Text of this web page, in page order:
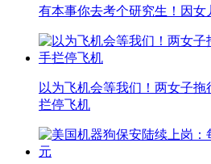
有本事你去考个研究生！因女
以为飞机会等我们！两女子
拦停飞机